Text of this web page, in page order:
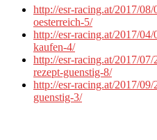
http://esr-racing.at/2017/
oesterreich-5/
http://esr-racing.at/2017/
kaufen-4/
http://esr-racing.at/2017/
rezept-guenstig-8/
http://esr-racing.at/2017/
guenstig-3/